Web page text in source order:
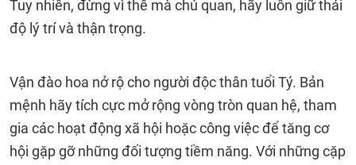
Tuy nhiên, đừng vì thế mà chủ quan, hãy luôn giữ thái
độ lý trí và thận trọng.
Vận đào hoa nở rộ cho người độc thân tuổi Tý. Bản
mệnh hãy tích cực mở rộng vòng tròn quan hệ, tham
gia các hoạt động xã hội hoặc công việc để tăng cơ
hội gặp gỡ những đối tượng tiềm năng. Với những cặp